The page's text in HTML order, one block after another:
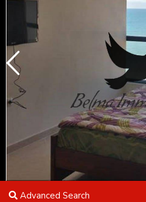
Advanced Search